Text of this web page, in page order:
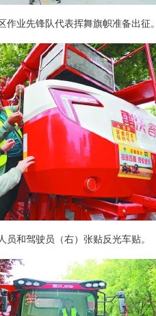
业先锋队代表挥舞旗帜准备出征。
和驾驶员（右）张贴反光车贴。